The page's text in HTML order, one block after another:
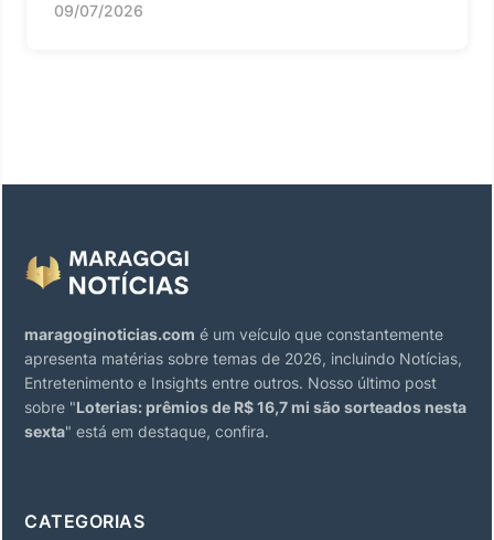
09/07/2026
maragoginoticias.com é um veículo que constantemente
apresenta matérias sobre temas de 2026, incluindo Notícias,
Entretenimento e Insights entre outros. Nosso último post
sobre "Loterias: prêmios de R$ 16,7 mi são sorteados nesta
sexta" está em destaque, confira.
CATEGORIAS